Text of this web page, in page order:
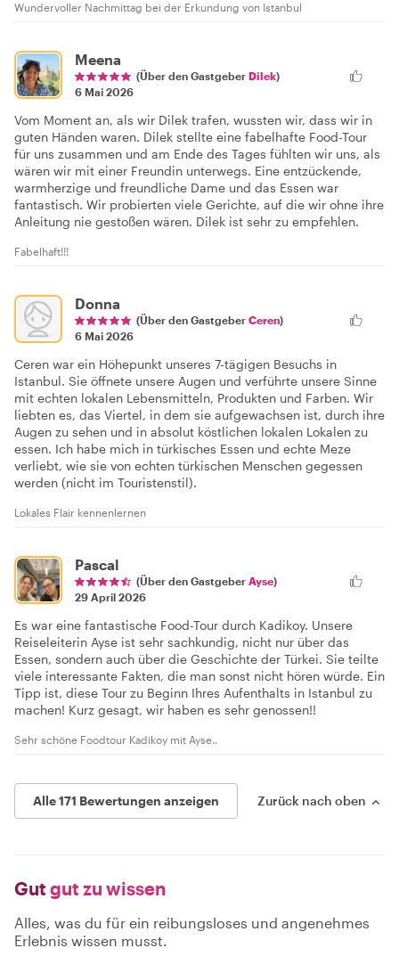
Wundervoller Nachmittag bei der Erkundung von Istanbul
Meena
(Über den Gastgeber Dilek)
6 Mai 2026
Vom Moment an, als wir Dilek trafen, wussten wir, dass wir in
guten Händen waren. Dilek stellte eine fabelhafte Food-Tour
für uns zusammen und am Ende des Tages fühlten wir uns, als
wären wir mit einer Freundin unterwegs. Eine entzückende,
warmherzige und freundliche Dame und das Essen war
fantastisch. Wir probierten viele Gerichte, auf die wir ohne ihre
Anleitung nie gestoßen wären. Dilek ist sehr zu empfehlen.
Fabelhaft!!!
Donna
(Über den Gastgeber Ceren)
6 Mai 2026
Ceren war ein Höhepunkt unseres 7-tägigen Besuchs in
Istanbul. Sie öffnete unsere Augen und verführte unsere Sinne
mit echten lokalen Lebensmitteln, Produkten und Farben. Wir
liebten es, das Viertel, in dem sie aufgewachsen ist, durch ihre
Augen zu sehen und in absolut köstlichen lokalen Lokalen zu
essen. Ich habe mich in türkisches Essen und echte Meze
verliebt, wie sie von echten türkischen Menschen gegessen
werden (nicht im Touristenstil).
Lokales Flair kennenlernen
Pascal
(Über den Gastgeber Ayse)
29 April 2026
Es war eine fantastische Food-Tour durch Kadikoy. Unsere
Reiseleiterin Ayse ist sehr sachkundig, nicht nur über das
Essen, sondern auch über die Geschichte der Türkei. Sie teilte
viele interessante Fakten, die man sonst nicht hören würde. Ein
Tipp ist, diese Tour zu Beginn Ihres Aufenthalts in Istanbul zu
machen! Kurz gesagt, wir haben es sehr genossen!!
Sehr schöne Foodtour Kadikoy mit Ayse..
Alle 171 Bewertungen anzeigen Zurück nach oben
Gut gut zu wissen
Alles, was du für ein reibungsloses und angenehmes
Erlebnis wissen musst.